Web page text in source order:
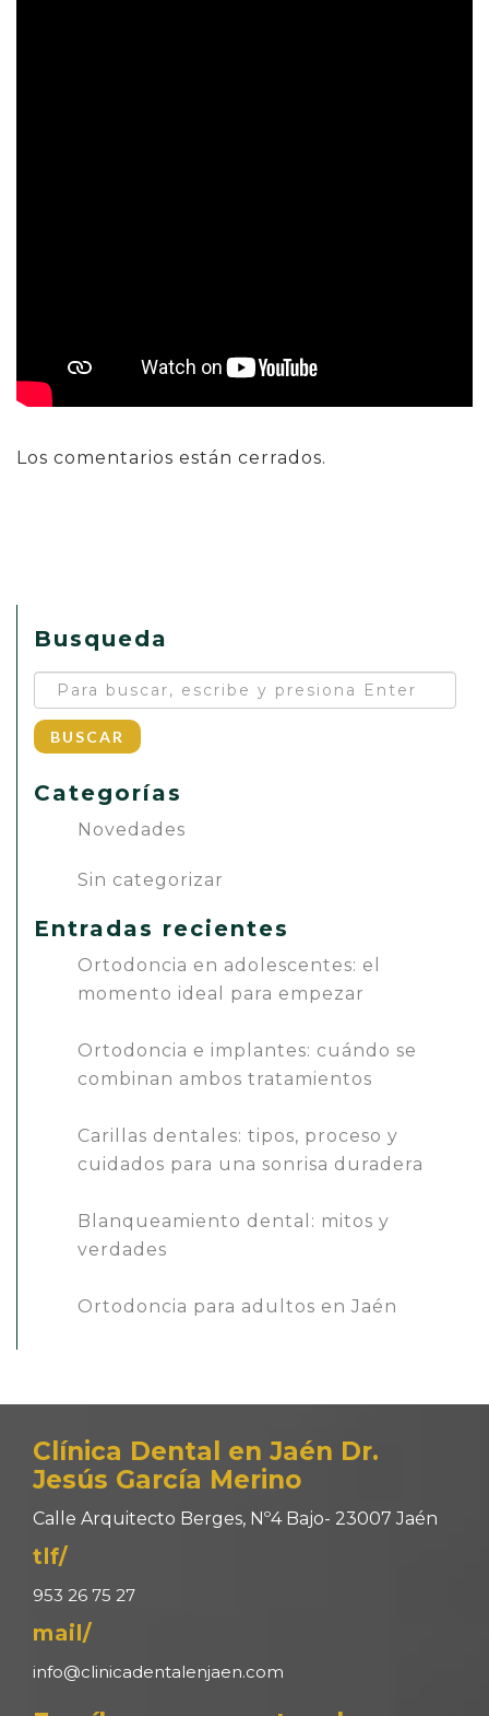
Los comentarios están cerrados.
Busqueda
BUSCAR
Categorías
Novedades
Sin categorizar
Entradas recientes
Ortodoncia en adolescentes: el
momento ideal para empezar
Ortodoncia e implantes: cuándo se
combinan ambos tratamientos
Carillas dentales: tipos, proceso y
cuidados para una sonrisa duradera
Blanqueamiento dental: mitos y
verdades
Ortodoncia para adultos en Jaén
Clínica Dental en Jaén Dr.
Jesús García Merino
Calle Arquitecto Berges, Nº4 Bajo- 23007 Jaén
tlf/
953 26 75 27
mail/
info@clinicadentalenjaen.com